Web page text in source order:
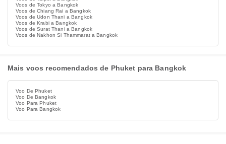
Voos de Tokyo a Bangkok
Voos de Chiang Rai a Bangkok
Voos de Udon Thani a Bangkok
Voos de Krabi a Bangkok
Voos de Surat Thani a Bangkok
Voos de Nakhon Si Thammarat a Bangkok
Mais voos recomendados de Phuket para Bangkok
Voo De Phuket
Voo De Bangkok
Voo Para Phuket
Voo Para Bangkok